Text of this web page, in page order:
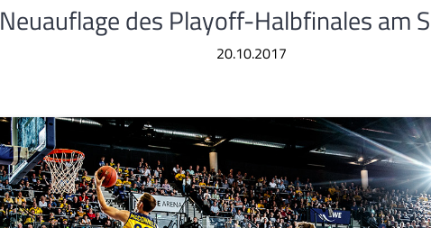
Neuauflage des Playoff-Halbfinales am
20.10.2017